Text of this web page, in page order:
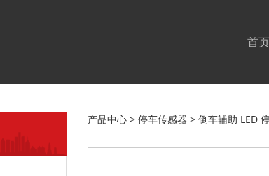
首页
倒车辅助
产品中心 > 停车传感器 > 倒车辅助 LED